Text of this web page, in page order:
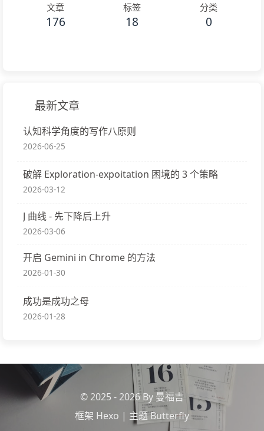
文章
176
标签
18
分类
0
最新文章
认知科学角度的写作八原则
2026-06-25
破解 Exploration-expoitation 困境的 3 个策略
2026-03-12
J 曲线 - 先下降后上升
2026-03-06
开启 Gemini in Chrome 的方法
2026-01-30
成功是成功之母
2026-01-28
© 2025 - 2026 By 曼福吉
框架 Hexo | 主题Butterfly